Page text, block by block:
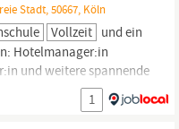
Stadt, 50667, Köln
Vollzeit und ein
Hotelmanager:in
und weitere spannende
Du
große Auswahl, zu der
1